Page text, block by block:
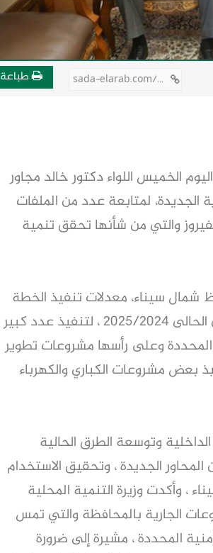
طباعة sada-elarab.com/748564
الخميس اللواء دكتور خالد مجاور
الجديدة، لمتابعة عدد من الملفات
والتي من شأنها تحقق تنمية
شمال سيناء، معدلات تنفيذ الخطة
الاستثمارية على مستوى المحافظة خلال العام المالي الحالى 2025/2024 ، لتنفيذ عدد كبير
المحددة وعلى رأسها مشروعات تطوير
بعض مشروعات الكباري والكهرباء
وتوسعة الطرق الحالية
الجديدة ، وتحقيق الاستخدام
، وأكدت وزيرة التنمية المحلية
الجارية بالمحافظة والتي تمس
المحددة ، مشيرة إلى ضرورة